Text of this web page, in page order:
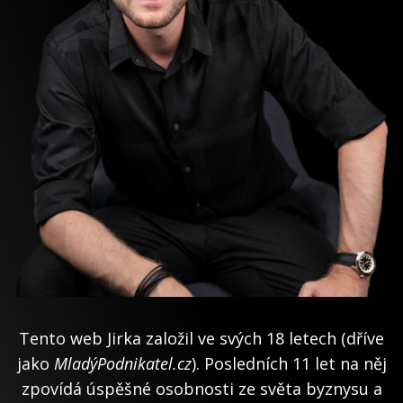
Tento web Jirka založil ve svých 18 letech (dříve
jako MladýPodnikatel.cz). Posledních 11 let na něj
zpovídá úspěšné osobnosti ze světa byznysu a